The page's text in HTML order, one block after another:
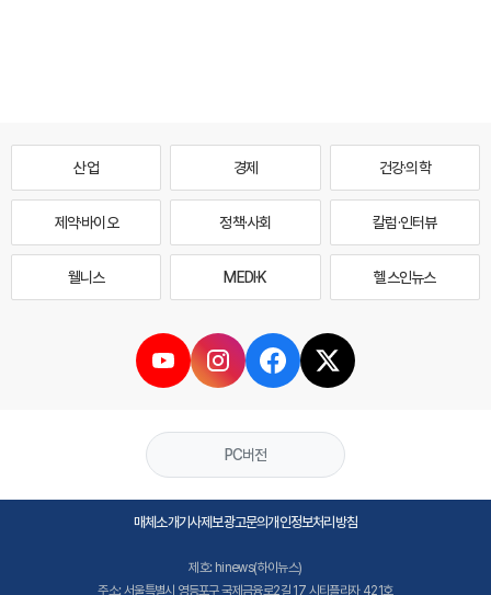
산업 경제 건강·의학
제약·바이오 정책·사회 칼럼·인터뷰
웰니스 MEDI·K 헬스인뉴스
PC버전
매체소개기사제보광고문의개인정보처리방침
제호: hinews(하이뉴스)
주소: 서울특별시 영등포구 국제금융로2길 17 시티플라자 421호